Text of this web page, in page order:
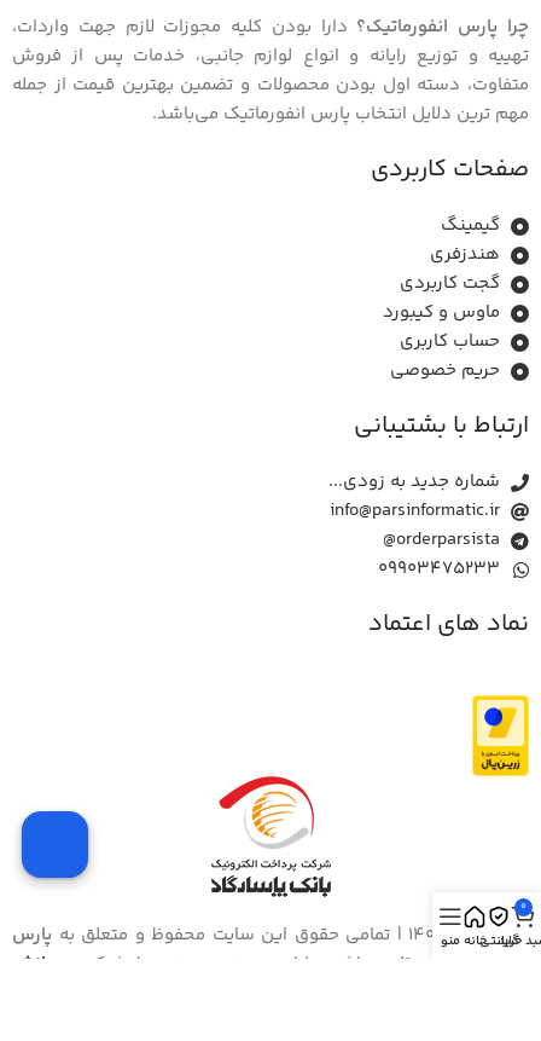
چرا پارس انفورماتیک؟ دارا بودن کلیه مجوزات لازم جهت واردات،
تهییه و توزیع رایانه و انواع لوازم جانبی، خدمات پس از فروش
متفاوت، دسته اول بودن محصولات و تضمین بهترین قیمت از جمله
مهم ترین دلایل انتخاب پارس انفورماتیک می‌باشد.
صفحات کاربردی
گیمینگ
هندزفری
گجت کاربردی
ماوس و ﮐﯿﺒﻮرد
حساب کاربری
حریم خصوصی
ارتباط با بشتیبانی
شماره جدید به زودی...
info@parsinformatic.ir
orderparsista@
09903475233
نماد های اعتماد
© 2026 – 1405 | تمامی حقوق این سایت محفوظ و متعلق به
پارس
انفورماتیک ایستا می‌باشد. طراحی و توسعه توسط شرکت
پردازش
0
خرید
گارانتیخانهمنو